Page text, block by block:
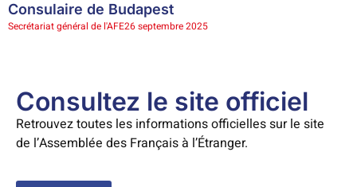
Consulaire de Budapest
Secrétariat général de l'AFE26 septembre 2025
Consultez le site officiel
Retrouvez toutes les informations officielles sur le site
de l’Assemblée des Français à l’Étranger.